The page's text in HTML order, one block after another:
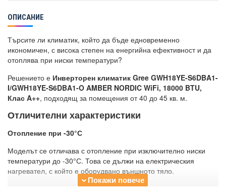
ОПИСАНИЕ
Търсите ли климатик, който да бъде едновременно
икономичен, с висока степен на енергийна ефективност и да
отоплява при ниски температури?
Решението е Инверторен климатик Gree GWH18YE-S6DBA1-
I/GWH18YE-S6DBA1-O AMBER NORDIC WiFi, 18000 BTU,
Клас A++, подходящ за помещения от 40 до 45 кв. м.
Отличителни характеристики
Отопление при -30°С
Моделът се отличава с отопление при изключително ниски
температури до -30°С. Това се дължи на електрическия
нагревател, с който е оборудвано външното тяло.
Охлаждане при -18°С